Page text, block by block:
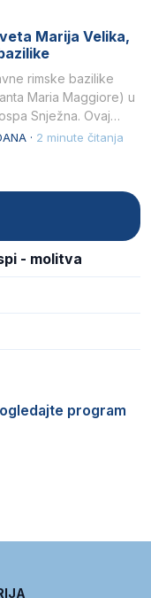
Marija Velika,
rimske bazilike
Maria Maggiore) u
Snježna. Ovaj
· 2 minute čitanja
- molitva
program